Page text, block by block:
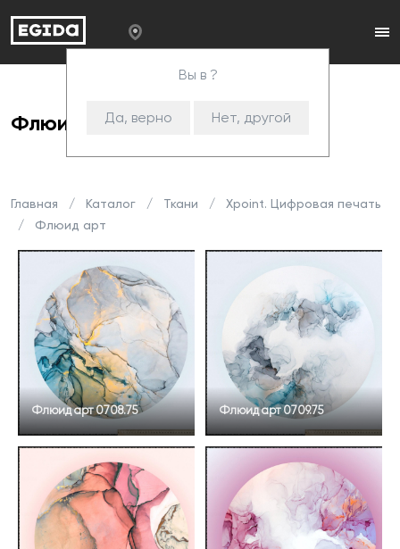
Вы в ?
Да, верно Нет, другой
Флюид арт
Главная Каталог Ткани
Xpoint. Цифровая печать
Флюид арт
Флюид арт 0708.75 Флюид арт 0709.75